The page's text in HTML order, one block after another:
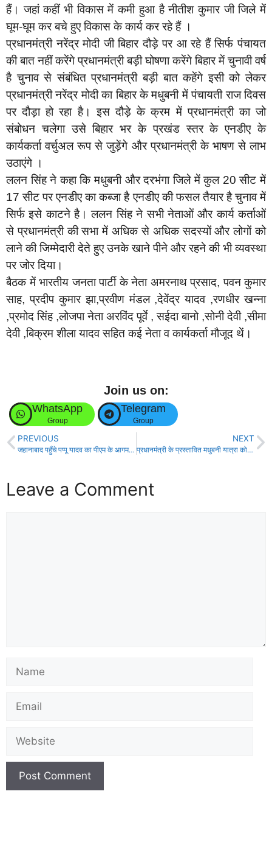
हैं। जहां कहीं भी विकास में कमी हुआ है नीतीश कुमार जी जिले में
घूम-घूम कर बचे हुए विकास के कार्य कर रहे हैं ।
प्रधानमंत्री नरेंद्र मोदी जी बिहार दौड़े पर आ रहे हैं सिर्फ पंचायत
की बात नहीं करेंगे प्रधानमंत्री बड़ी घोषणा करेंगे बिहार में चुनावी वर्ष
है चुनाव से संबंधित प्रधानमंत्री बड़ी बात कहेंगे इसी को लेकर
प्रधानमंत्री नरेंद्र मोदी का बिहार के मधुबनी में पंचायती राज दिवस
पर दौड़ा हो रहा है। इस दौड़े के क्रम में प्रधानमंत्री का जो
संबोधन चलेगा उसे बिहार भर के प्रखंड स्तर के एनडीए के
कार्यकर्ता वर्चुअल रूप से जुड़ेंगे और प्रधानमंत्री के भाषण से लाभ
उठाएंगे ।
ललन सिंह ने कहा कि मधुबनी और दरभंगा जिले में कुल 20 सीट में
17 सीट पर एनडीए का कब्जा है एनडीए की फसल तैयार है चुनाव में
सिर्फ इसे काटने है। ललन सिंह ने सभी नेताओं और कार्य कर्ताओं
से प्रधानमंत्री की सभा में अधिक से अधिक सदस्यों और लोगों को
लाने की जिम्मेदारी देते हुए उनके खाने पीने और रहने की भी व्यवस्था
पर जोर दिया।
बैठक में भारतीय जनता पार्टी के नेता अमरनाथ प्रसाद, पवन कुमार
साह, प्रदीप कुमार झा,प्रवीण मंडल ,देवेंद्र यादव ,रणधीर खन्ना
,प्रमोद सिंह ,लोजपा नेता अरविंद पूर्वे , सईदा बानो ,सोनी देवी ,सीमा
देवी ,बिक्रम शीला यादव सहित कई नेता व कार्यकर्ता मौजूद थें।
Join us on:
WhatsApp
Group
Telegram
Group
PREVIOUS
जहानाबाद पहुँचे पप्पू यादव का पीएम के आगमन पर हमला, कहा दें विशेष राज्य का दर्जा!
NEXT
प्रधानमंत्री के प्रस्तावित मधुबनी यात्रा को लेकर एनडीए कार्यकर्ताओं का सम्मेलन!
Leave a Comment